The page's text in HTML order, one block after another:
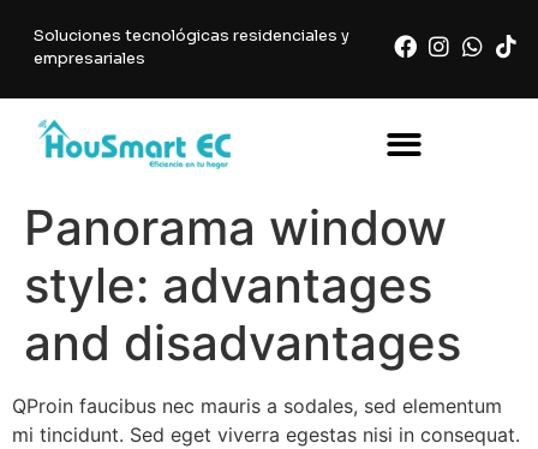
Soluciones tecnológicas residenciales y
empresariales
Panorama window
style: advantages
and disadvantages
QProin faucibus nec mauris a sodales, sed elementum
mi tincidunt. Sed eget viverra egestas nisi in consequat.